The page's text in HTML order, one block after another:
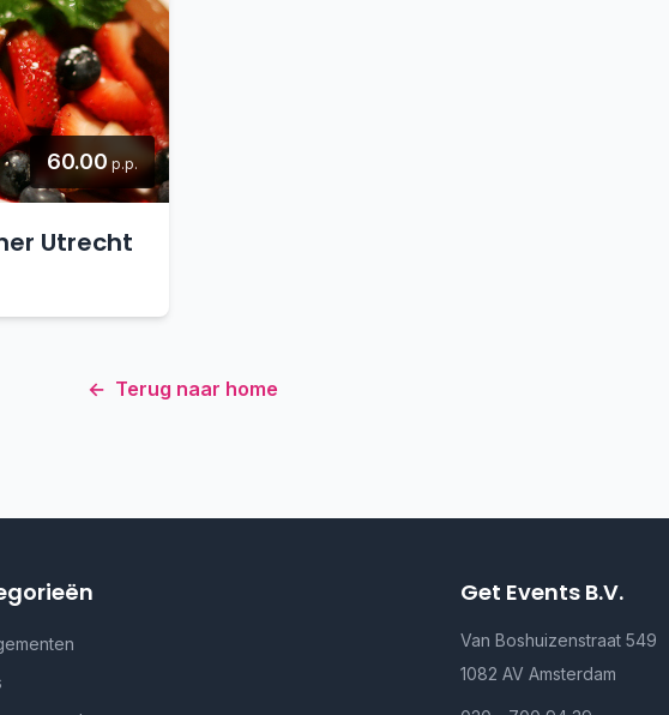
60.00 p.p.
Utrecht
← Terug naar home
Get Events B.V.
Van Boshuizenstraat 549
1082 AV Amsterdam